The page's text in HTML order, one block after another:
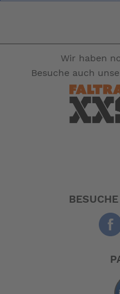
Wir haben
Besuche auch